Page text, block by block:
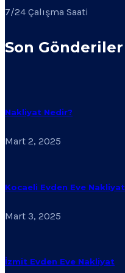
7/24 Çalışma Saati
Son Gönderiler
Nakliyat Nedir?
Mart 2, 2025
Kocaeli Evden Eve Nakliyat
Mart 3, 2025
İzmit Evden Eve Nakliyat